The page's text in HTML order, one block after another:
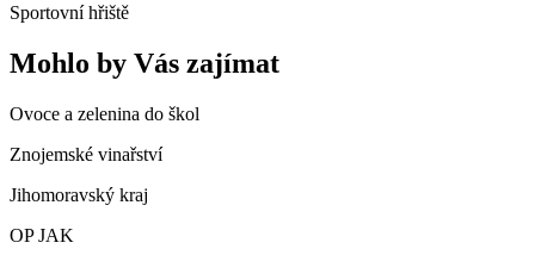
Sportovní hřiště
Mohlo by Vás zajímat
Ovoce a zelenina do škol
Znojemské vinařství
Jihomoravský kraj
OP JAK